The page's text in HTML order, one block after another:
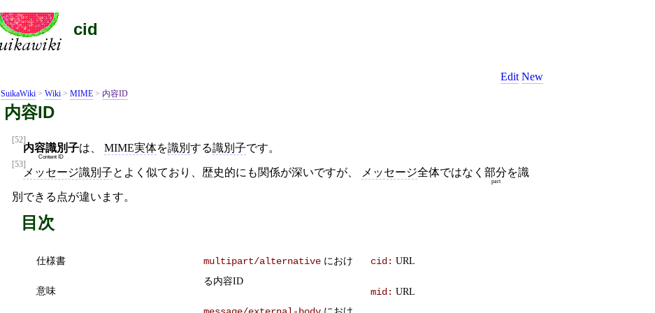
cid
Edit New
SuikaWiki > Wiki > MIME > 内容ID
内容ID
[52]
内容識別子
Content ID
は、 MIME実体を識別 する識別子です。
[53]
メッセージ識別子とよく似ており、歴史的にも関係が深いですが、 メッセージ全体ではなく 部分
part
を識
別できる点が違います。
目次
仕様書
意味
multipart/alternativeにおけ
る内容ID
cid: URL
mid: URL